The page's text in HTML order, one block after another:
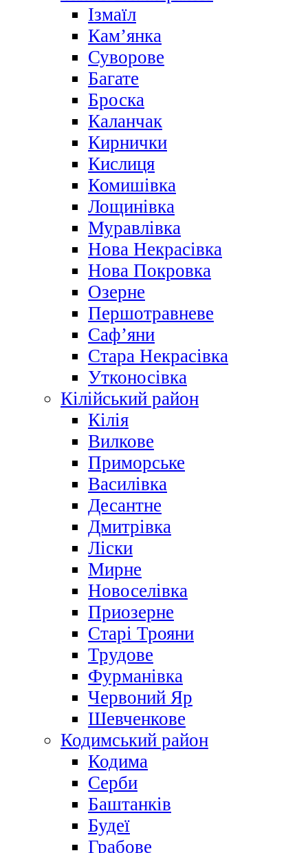
Ізмаїл
Кам’янка
Суворове
Багате
Броска
Каланчак
Кирнички
Кислиця
Комишівка
Лощинівка
Муравлівка
Нова Некрасівка
Нова Покровка
Озерне
Першотравневе
Саф’яни
Стара Некрасівка
Утконосівка
Кілійський район
Кілія
Вилкове
Приморське
Василівка
Десантне
Дмитрівка
Ліски
Мирне
Новоселівка
Приозерне
Старі Трояни
Трудове
Фурманівка
Червоний Яр
Шевченкове
Кодимський район
Кодима
Серби
Баштанків
Будеї
Грабове